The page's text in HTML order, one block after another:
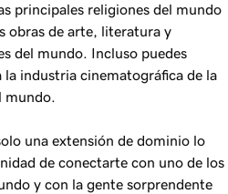
principales religiones del mundo
obras de arte, literatura y
del mundo. Incluso puedes
la industria cinematográfica de la
mundo.
una extensión de dominio lo
de conectarte con uno de los
y con la gente sorprendente